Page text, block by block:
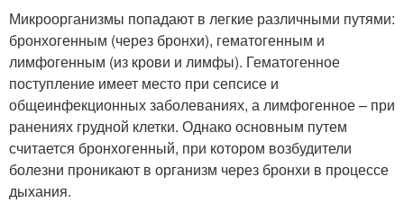
Микроорганизмы попадают в легкие различными путями:
бронхогенным (через бронхи), гематогенным и
лимфогенным (из крови и лимфы). Гематогенное
поступление имеет место при сепсисе и
общеинфекционных заболеваниях, а лимфогенное – при
ранениях грудной клетки. Однако основным путем
считается бронхогенный, при котором возбудители
болезни проникают в организм через бронхи в процессе
дыхания.